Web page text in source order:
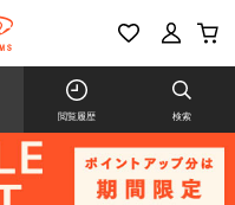
閲覧履歴 検索